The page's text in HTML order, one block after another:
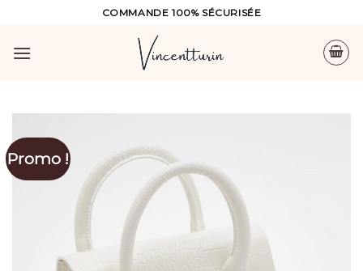
content
COMMANDE 100% SÉCURISÉE
Promo !